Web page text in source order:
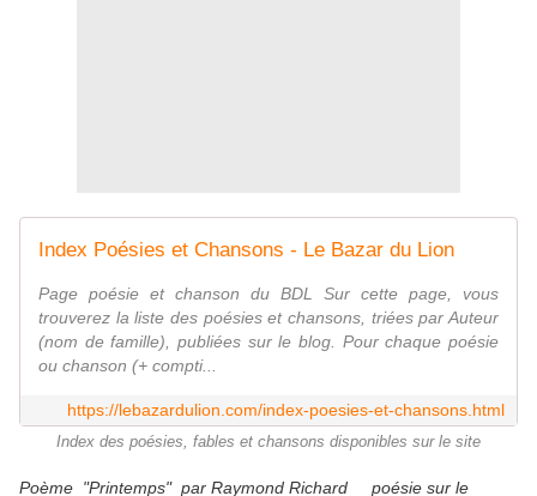
Index Poésies et Chansons - Le Bazar du Lion
Page poésie et chanson du BDL Sur cette page, vous
trouverez la liste des poésies et chansons, triées par Auteur
(nom de famille), publiées sur le blog. Pour chaque poésie
ou chanson (+ compti...
https://lebazardulion.com/index-poesies-et-chansons.html
Index des poésies, fables et chansons disponibles sur le site
Poème "Printemps" par Raymond Richard poésie sur le